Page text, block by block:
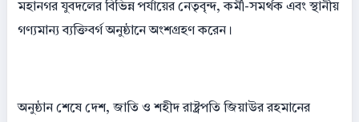
মহানগর যুবদলের বিভিন্ন পর্যায়ের নেতৃবৃন্দ, কর্মী-সমর্থক এবং স্থানীয়
গণ্যমান্য ব্যক্তিবর্গ অনুষ্ঠানে অংশগ্রহণ করেন।
অনুষ্ঠান শেষে দেশ, জাতি ও শহীদ রাষ্ট্রপতি জিয়াউর রহমানের